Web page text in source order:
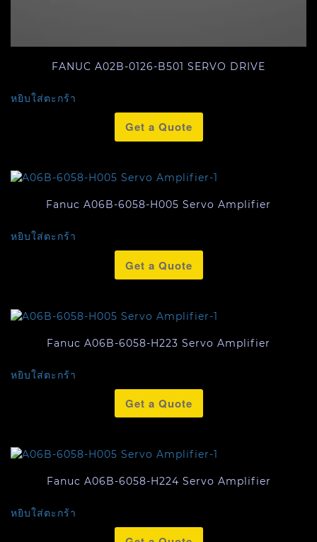
FANUC A02B-0126-B501 SERVO DRIVE
หยิบใส่ตะกร้า
Get a Quote
Fanuc A06B-6058-H005 Servo Amplifier
หยิบใส่ตะกร้า
Get a Quote
Fanuc A06B-6058-H223 Servo Amplifier
หยิบใส่ตะกร้า
Get a Quote
Fanuc A06B-6058-H224 Servo Amplifier
หยิบใส่ตะกร้า